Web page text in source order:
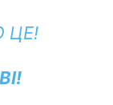
ЦЕ!